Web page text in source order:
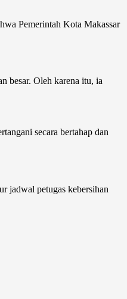
Pemerintah Kota Makassar
besar. Oleh karena itu, ia
secara bertahap dan
jadwal petugas kebersihan